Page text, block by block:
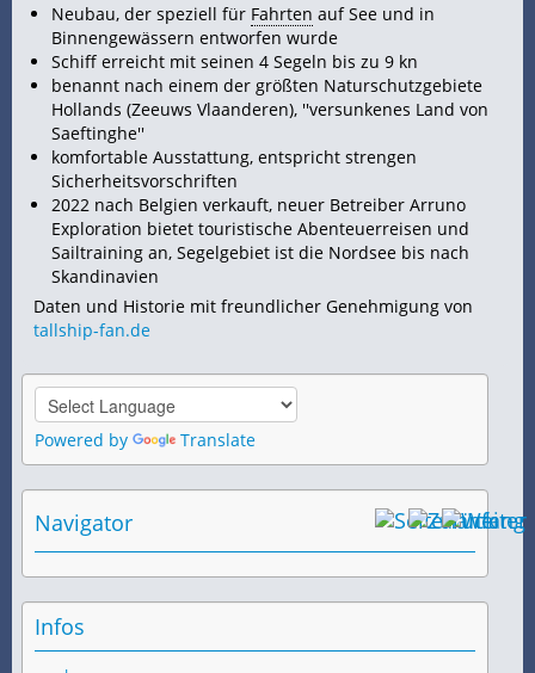
Neubau, der speziell für Fahrten aufSee und in
Binnengewässern entworfen wurde
Schiff erreicht mit seinen 4 Segeln bis zu 9 kn
benannt nach einem der größten Naturschutzgebiete
Hollands (Zeeuws Vlaanderen), ''versunkenes Land von
Saeftinghe''
komfortable Ausstattung, entspricht strengen
Sicherheitsvorschriften
2022 nach Belgien verkauft, neuer Betreiber Arruno
Exploration bietet touristische Abenteuerreisen und
Sailtraining an, Segelgebiet ist die Nordsee bis nach
Skandinavien
Daten und Historie mit freundlicher Genehmigung von
tallship-fan.de
Powered by Translate
Navigator
Infos